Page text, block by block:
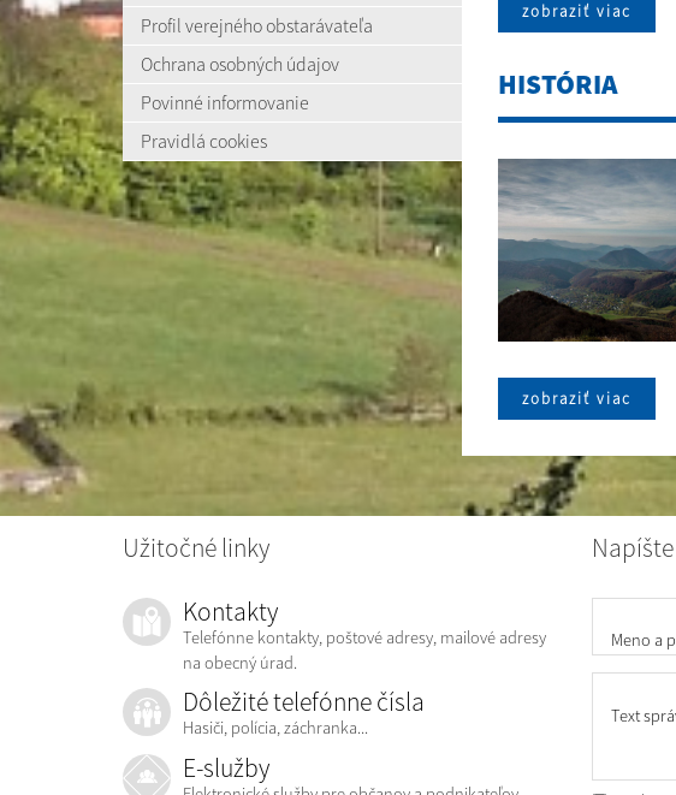
Profil verejného obstarávateľa
Ochrana osobných údajov
Povinné informovanie
Pravidlá cookies
zobraziť viac
HISTÓRIA
zobraziť viac
Meno a
Text
Užitočné linky
Kontakty
Telefónne kontakty, poštové adresy, mailové adresy
na obecný úrad.
Dôležité telefónne čísla
Hasiči, polícia, záchranka...
E-služby